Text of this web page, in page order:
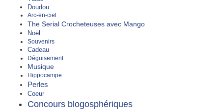
Doudou
Arc-en-ciel
The Serial Crocheteuses avec Mango
Noël
Souvenirs
Cadeau
Déguisement
Musique
Hippocampe
Perles
Coeur
Concours blogosphériques